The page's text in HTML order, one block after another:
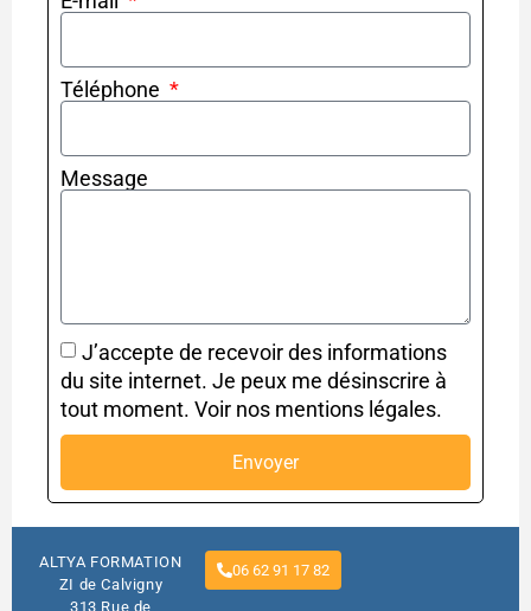
Téléphone
Message
J’accepte de recevoir des informations
du site internet. Je peux me désinscrire à
tout moment. Voir nos mentions légales.
Envoyer
ALTYA FORMATION
ZI de Calvigny
313 Rue de
06 62 91 17 82